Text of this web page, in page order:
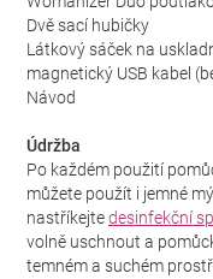
Dvě sací hubičky
Látkový sáček na
magnetický USB kabel
Návod
Údržba
Po každém použití
můžete použít i jemné
nastříkejtedesinfekční
volně uschnout a
temném a suchém